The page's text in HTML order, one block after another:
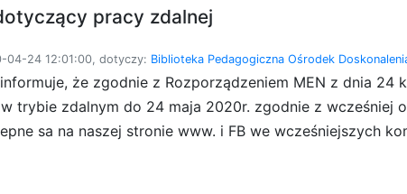
pracy zdalnej
04-24 12:01:00, dotyczy: Biblioteka Pedagogiczna Ośrodek
że zgodnie z Rozporządzeniem MEN z dnia 24
trybie zdalnym do 24 maja 2020r. zgodnie z wcześniej
sa na naszej stronie www. i FB we wcześniejszych